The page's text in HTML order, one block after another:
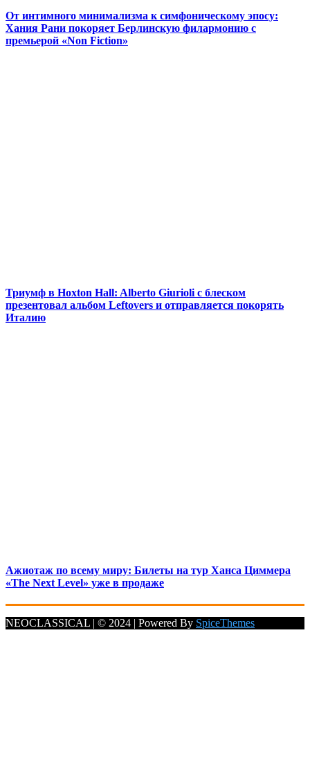
От интимного минимализма к симфоническому эпосу:
Хания Рани покоряет Берлинскую филармонию с
премьерой «Non Fiction»
Триумф в Hoxton Hall: Alberto Giurioli с блеском
презентовал альбом Leftovers и отправляется покорять
Италию
Ажиотаж по всему миру: Билеты на тур Ханса Циммера
«The Next Level» уже в продаже
NEOCLASSICAL | © 2024 | Powered By SpiceThemes